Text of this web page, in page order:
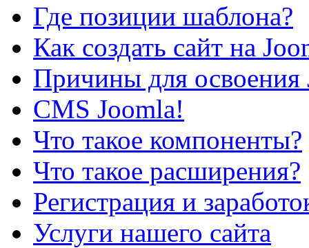
Где позиции шаблона?
Как создать сайт на
Причины для освоения
CMS Joomla!
Что такое компоненты?
Что такое расширения?
Регистрация и
Услуги нашего сайта